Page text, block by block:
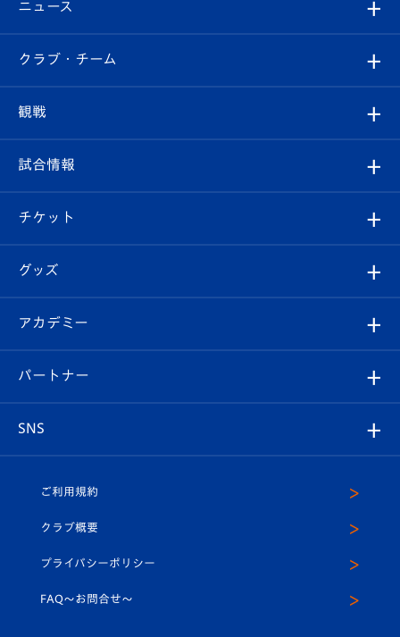
ニュース
すべて
クラブ
試合情報
チケット
イベント
メディア
ホームタウン
クラブ・チーム
クラブ概要
エンブレム紹介
スタッフプロフィール
マスコット紹介
平和祈念活動
観戦
観戦ルール
はじめての観戦ガイド
Revive Team
ヴィヴィくんの長崎おもてなしガイド
試合情報
試合日程/結果
フォトギャラリー
スタジアムグルメ
チケット
チケット
V-LOVERS（ファンクラブ）
プレイヤーズスイート
グッズ
オンラインショップ
店舗情報
アカデミー
育成からのお知らせ
U-18
スクール
パートナー
SNS
ヴィヴィくんインスタグラム
公式LINE＠
ご利用規約
クラブ概要
プライバシーポリシー
FAQ〜お問合せ〜